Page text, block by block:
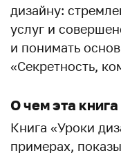
дизайну:
услуг и
и понимать
«Секретность,
О чем эта книга
Книга «Уроки
примерах,